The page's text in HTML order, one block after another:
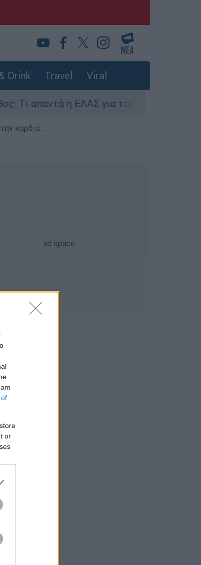
of
or
Drink Travel Viral
απαντά η ΕΛΑΣ για τους 8 βιασμούς
καρδιά...